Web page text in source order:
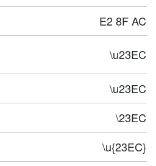
E2 8F AC
\u23EC
\u23EC
\23EC
\u{23EC}